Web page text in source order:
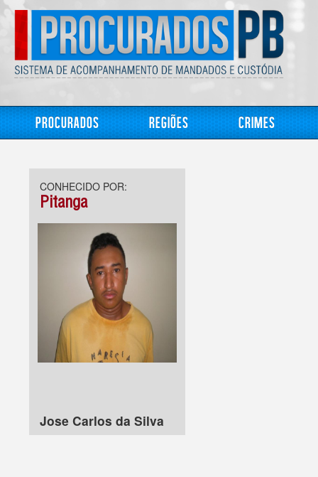
Procurados Regiões Crimes
CONHECIDO POR:
Pitanga
Jose Carlos da Silva